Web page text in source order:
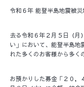
令和６年 能登半島地震被
去る令和６年２月５日（月
い」において、能登半島地
れた多くのお客様から多
お預かりした募金「２０，